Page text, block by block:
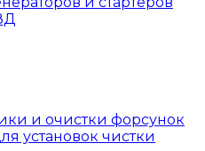
и очистки форсунок
установок чистки